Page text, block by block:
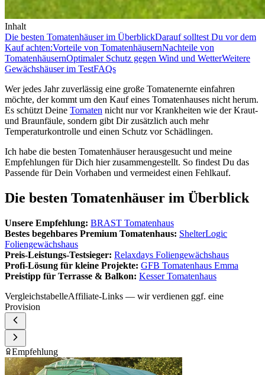
Inhalt
Die besten Tomatenhäuser im ÜberblickDarauf solltest Du vor dem
Kauf achten:Vorteile von TomatenhäusernNachteile von
TomatenhäusernOptimaler Schutz gegen Wind und WetterWeitere
Gewächshäuser im TestFAQs
Wer jedes Jahr zuverlässig eine große Tomatenernte einfahren
möchte, der kommt um den Kauf eines Tomatenhauses nicht herum.
Es schützt Deine Tomaten nicht nur vor Krankheiten wie der Kraut-
und Braunfäule, sondern gibt Dir zusätzlich auch mehr
Temperaturkontrolle und einen Schutz vor Schädlingen.
Ich habe die besten Tomatenhäuser herausgesucht und meine
Empfehlungen für Dich hier zusammengestellt. So findest Du das
Passende für Dein Vorhaben und vermeidest einen Fehlkauf.
Die besten Tomatenhäuser im Überblick
Unsere Empfehlung: BRAST Tomatenhaus
Bestes begehbares Premium Tomatenhaus: ShelterLogic
Foliengewächshaus
Preis-Leistungs-Testsieger: Relaxdays Foliengewächshaus
Profi-Lösung für kleine Projekte: GFB Tomatenhaus Emma
Preistipp für Terrasse & Balkon: Kesser Tomatenhaus
VergleichstabelleAffiliate-Links — wir verdienen ggf. eine
Provision
Empfehlung